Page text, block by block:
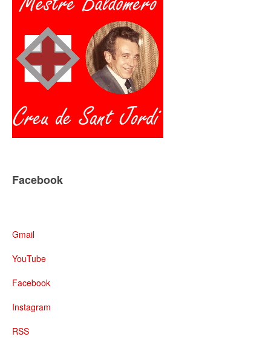
Facebook
Gmail
YouTube
Facebook
Instagram
RSS